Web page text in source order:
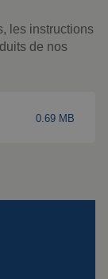
les instructions
de nos
0.69 MB